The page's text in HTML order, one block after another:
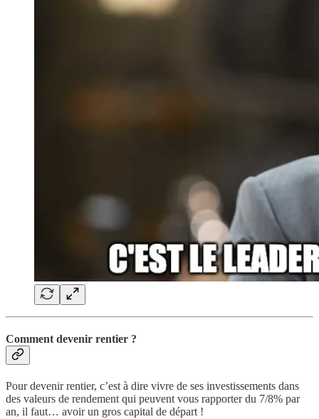
Comment devenir rentier ?
Pour devenir rentier, c’est à dire vivre de ses investissements dans
des valeurs de rendement qui peuvent vous rapporter du 7/8% par
an, il faut… avoir un gros capital de départ !